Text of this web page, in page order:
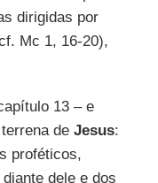
dirigidas por
Mc 1, 16-20),
13 – e
de Jesus:
proféticos,
dele e dos